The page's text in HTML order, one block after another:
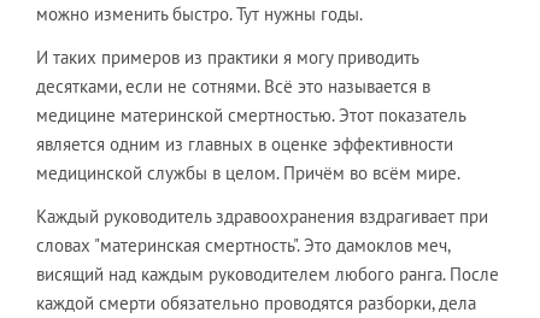
можно изменить быстро. Тут нужны годы.
И таких примеров из практики я могу приводить
десятками, если не сотнями. Всё это называется в
медицине материнской смертностью. Этот показатель
является одним из главных в оценке эффективности
медицинской службы в целом. Причём во всём мире.
Каждый руководитель здравоохранения вздрагивает при
словах "материнская смертность". Это дамоклов меч,
висящий над каждым руководителем любого ранга. После
каждой смерти обязательно проводятся разборки, дела